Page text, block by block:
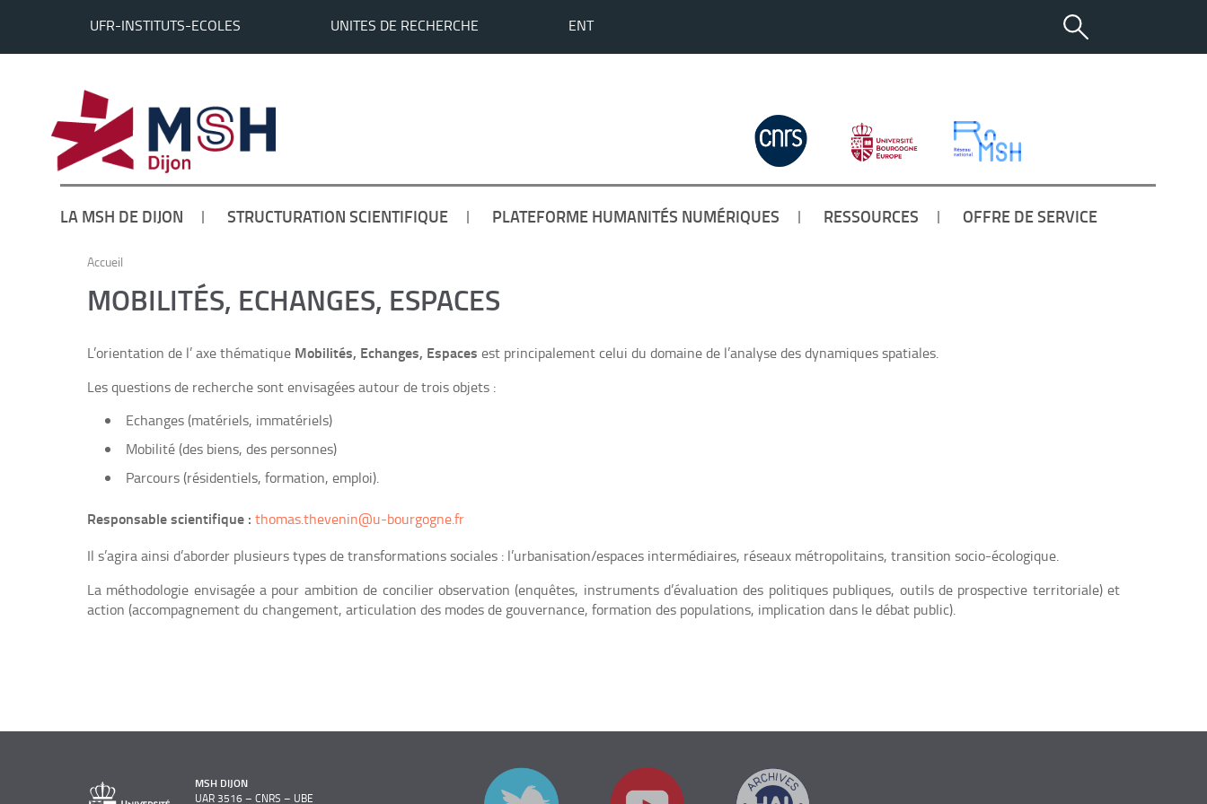
UFR-INSTITUTS-ECOLES UNITES DE RECHERCHE ENT
LA MSH DE DIJON STRUCTURATION SCIENTIFIQUE PLATEFORME HUMANITÉS NUMÉRIQUES RESSOURCES OFFRE DE SERVICE
Accueil
MOBILITÉS, ECHANGES, ESPACES
L’orientation de l’ axe thématique Mobilités, Echanges, Espaces est principalement celui du domaine de l’analyse des dynamiques spatiales.
Les questions de recherche sont envisagées autour de trois objets :
Echanges (matériels, immatériels)
Mobilité (des biens, des personnes)
Parcours (résidentiels, formation, emploi).
Responsable scientifique : thomas.thevenin@u-bourgogne.fr
Il s’agira ainsi d’aborder plusieurs types de transformations sociales : l’urbanisation/espaces intermédiaires, réseaux métropolitains, transition socio-écologique.
La méthodologie envisagée a pour ambition de concilier observation (enquêtes, instruments d’évaluation des politiques publiques, outils de prospective territoriale) et
action (accompagnement du changement, articulation des modes de gouvernance, formation des populations, implication dans le débat public).
MSH DIJON
UAR 3516 – CNRS – UBE